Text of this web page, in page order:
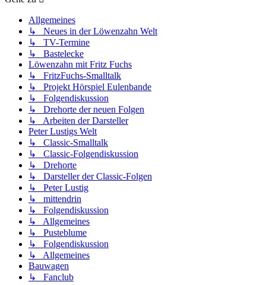
Allgemeines
↳ Neues in der Löwenzahn Welt
↳ TV-Termine
↳ Bastelecke
Löwenzahn mit Fritz Fuchs
↳ FritzFuchs-Smalltalk
↳ Projekt Hörspiel Eulenbande
↳ Folgendiskussion
↳ Drehorte der neuen Folgen
↳ Arbeiten der Darsteller
Peter Lustigs Welt
↳ Classic-Smalltalk
↳ Classic-Folgendiskussion
↳ Drehorte
↳ Darsteller der Classic-Folgen
↳ Peter Lustig
↳ mittendrin
↳ Folgendiskussion
↳ Allgemeines
↳ Pusteblume
↳ Folgendiskussion
↳ Allgemeines
Bauwagen
↳ Fanclub